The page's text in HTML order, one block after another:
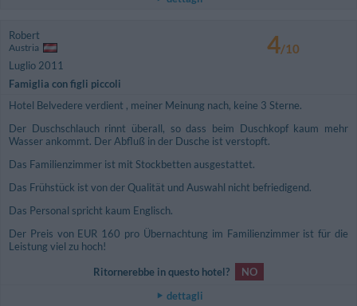
Robert
Austria
Luglio 2011
Famiglia con figli piccoli
4/10
Hotel Belvedere verdient , meiner Meinung nach, keine 3 Sterne.
Der Duschschlauch rinnt überall, so dass beim Duschkopf kaum mehr
Wasser ankommt. Der Abfluß in der Dusche ist verstopft.
Das Familienzimmer ist mit Stockbetten ausgestattet.
Das Frühstück ist von der Qualität und Auswahl nicht befriedigend.
Das Personal spricht kaum Englisch.
Der Preis von EUR 160 pro Übernachtung im Familienzimmer ist für die
Leistung viel zu hoch!
Ritornerebbe in questo hotel?
NO
dettagli